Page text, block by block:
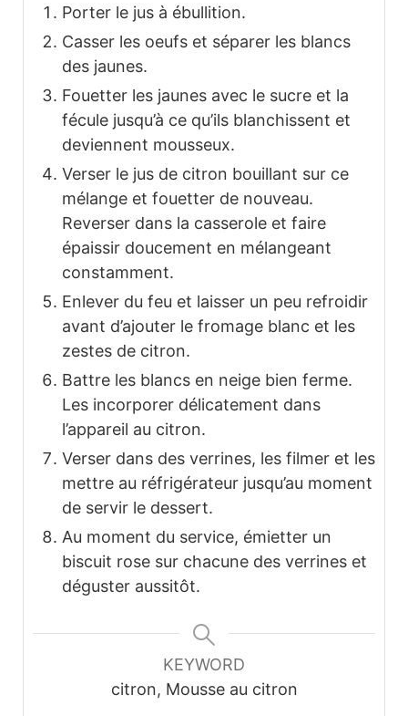
Porter le jus à ébullition.
Casser les oeufs et séparer les blancs
des jaunes.
Fouetter les jaunes avec le sucre et la
fécule jusqu’à ce qu’ils blanchissent et
deviennent mousseux.
Verser le jus de citron bouillant sur ce
mélange et fouetter de nouveau.
Reverser dans la casserole et faire
épaissir doucement en mélangeant
constamment.
Enlever du feu et laisser un peu refroidir
avant d’ajouter le fromage blanc et les
zestes de citron.
Battre les blancs en neige bien ferme.
Les incorporer délicatement dans
l’appareil au citron.
Verser dans des verrines, les filmer et les
mettre au réfrigérateur jusqu’au moment
de servir le dessert.
Au moment du service, émietter un
biscuit rose sur chacune des verrines et
déguster aussitôt.
KEYWORD
citron, Mousse au citron